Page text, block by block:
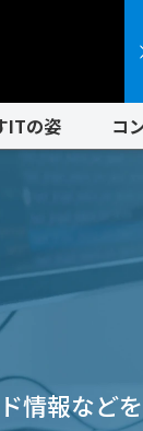
ITの姿 コ
情報など